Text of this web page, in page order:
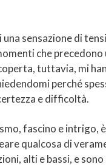
sensazione di
che
tuttavia, mi
perché
e difficoltà.
fascino e
qualcosa di
alti e bassi, e